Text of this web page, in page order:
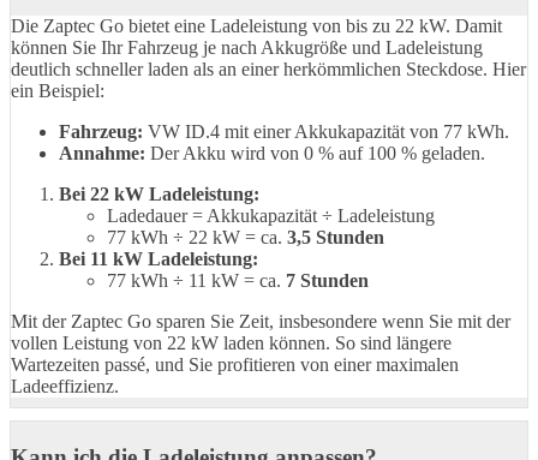
Die Zaptec Go bietet eine Ladeleistung von bis zu 22 kW. Damit
können Sie Ihr Fahrzeug je nach Akkugröße und Ladeleistung
deutlich schneller laden als an einer herkömmlichen Steckdose. Hier
ein Beispiel:
Fahrzeug: VW ID.4 mit einer Akkukapazität von 77 kWh.
Annahme: Der Akku wird von 0 % auf 100 % geladen.
Bei 22 kW Ladeleistung:
Ladedauer = Akkukapazität ÷ Ladeleistung
77 kWh ÷ 22 kW = ca. 3,5 Stunden
Bei 11 kW Ladeleistung:
77 kWh ÷ 11 kW = ca. 7 Stunden
Mit der Zaptec Go sparen Sie Zeit, insbesondere wenn Sie mit der
vollen Leistung von 22 kW laden können. So sind längere
Wartezeiten passé, und Sie profitieren von einer maximalen
Ladeeffizienz.